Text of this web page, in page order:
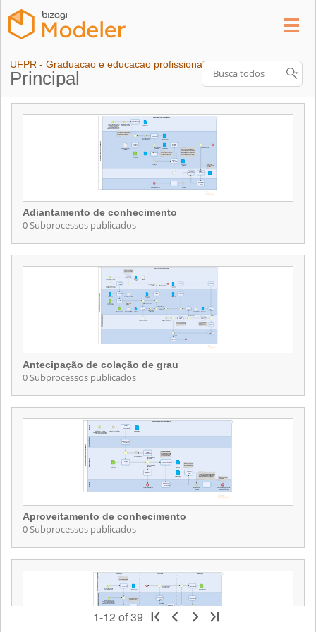
UFPR - Graduacao e educacao profissional
Principal
Adiantamento de conhecimento
0 Subprocessos publicados
Contém 0 Subprocessos publicados
Antecipação de colação de grau
0 Subprocessos publicados
Contém 0 Subprocessos publicados
Aproveitamento de conhecimento
0 Subprocessos publicados
Contém 0 Subprocessos publicados
1-12 of 39